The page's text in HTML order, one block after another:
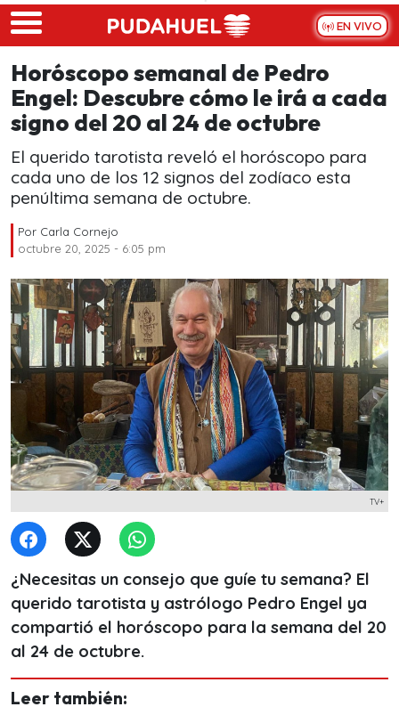
Skip to main content
EN VIVO
Horóscopo semanal de Pedro
Engel: Descubre cómo le irá a cada
signo del 20 al 24 de octubre
El querido tarotista reveló el horóscopo para
cada uno de los 12 signos del zodíaco esta
penúltima semana de octubre.
Por Carla Cornejo
octubre 20, 2025 - 6:05 pm
TV+
¿Necesitas un consejo que guíe tu semana? El
querido tarotista y astrólogo Pedro Engel ya
compartió el horóscopo para la semana del 20
al 24 de octubre.
Leer también: